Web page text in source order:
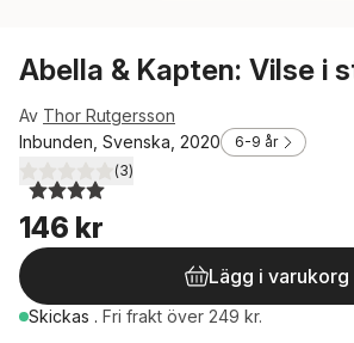
Abella & Kapten: Vilse i
Av Thor Rutgersson
Inbunden, Svenska, 2020
6-9 år
4,0utav 5 stjärnor. Totalt antal röster:
(3)
146 kr
Lägg i varukorg
Skickas . Fri frakt över 249 kr.